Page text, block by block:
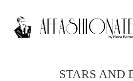
STARS AND